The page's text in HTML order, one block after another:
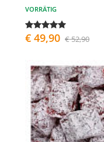
VORRÄTIG
€ 49,90 € 52,90